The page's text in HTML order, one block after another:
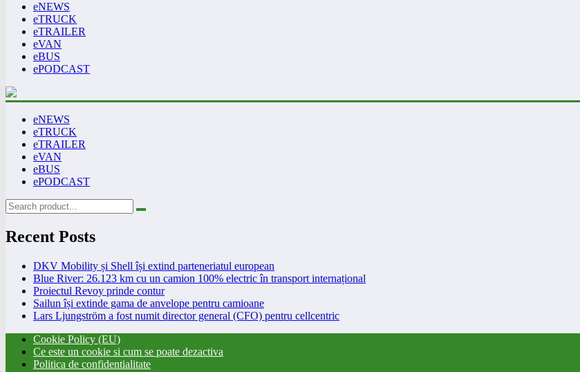
eNEWS
eTRUCK
eTRAILER
eVAN
eBUS
ePODCAST
eNEWS
eTRUCK
eTRAILER
eVAN
eBUS
ePODCAST
Recent Posts
DKV Mobility și Shell își extind parteneriatul european
Blue River: 26.123 km cu un camion 100% electric în transport internațional
Proiectul Revoy prinde contur
Sailun își extinde gama de anvelope pentru camioane
Lars Ljungström a fost numit director general (CFO) pentru cellcentric
Cookie Policy (EU)
Ce este un cookie si cum se poate dezactiva
Politica de confidentialitate